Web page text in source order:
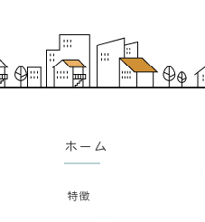
ホーム
特徴